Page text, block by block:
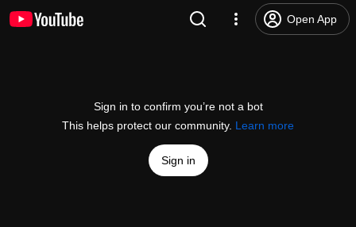
Open App
Sign in to confirm you’re not a bot
This helps protect our community. Learn more
Sign in